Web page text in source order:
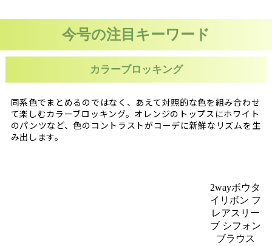
今号の注目キーワード
カラーブロッキング
同系色でまとめるのではなく、あえて対照的な色を組み合わせ
て楽しむカラーブロッキング。オレンジのトップスにホワイト
のパンツなど、色のコントラストがコーデに新鮮なリズムを生
み出します。
2wayボウタ
イリボン フ
レアスリー
ブ シフォン
ブラウス